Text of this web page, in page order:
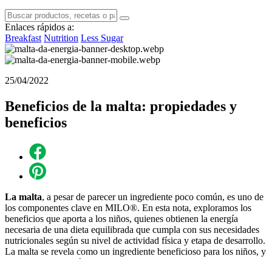
Enlaces rápidos a:
Breakfast Nutrition Less Sugar
25/04/2022
Beneficios de la malta: propiedades y
beneficios
La malta, a pesar de parecer un ingrediente poco común, es uno de
los componentes clave en MILO®. En esta nota, exploramos los
beneficios que aporta a los niños, quienes obtienen la energía
necesaria de una dieta equilibrada que cumpla con sus necesidades
nutricionales según su nivel de actividad física y etapa de desarrollo.
La malta se revela como un ingrediente beneficioso para los niños, y